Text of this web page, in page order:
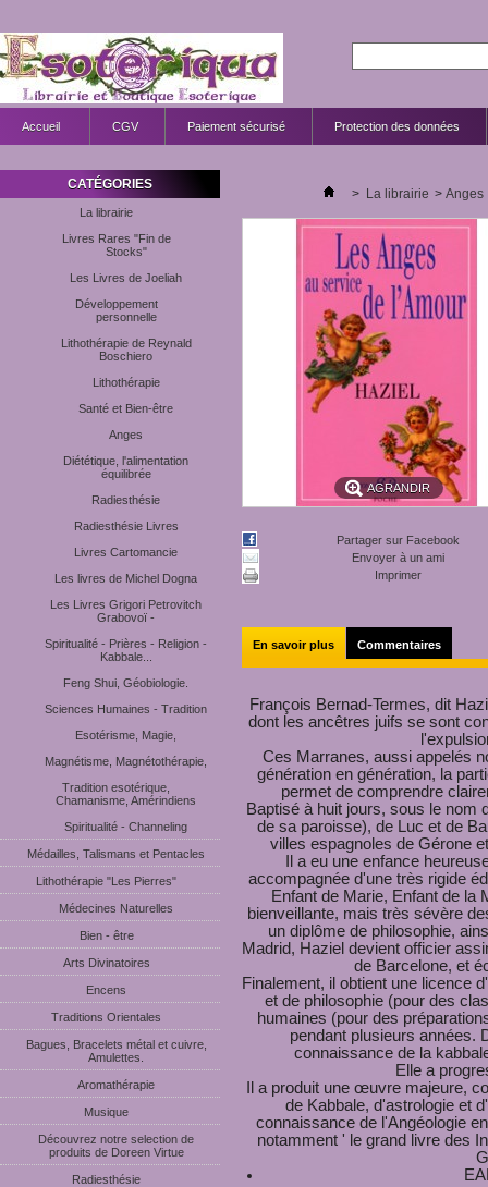
Accueil CGV Paiement sécurisé Protection des données
CATÉGORIES
La librairie
Livres Rares "Fin de
Stocks"
Les Livres de Joeliah
Développement
personnelle
Lithothérapie de Reynald
Boschiero
Lithothérapie
Santé et Bien-être
Anges
Diététique, l'alimentation
équilibrée
Radiesthésie
Radiesthésie Livres
Livres Cartomancie
Les livres de Michel Dogna
Les Livres Grigori Petrovitch
Grabovoï -
Spiritualité - Prières - Religion -
Kabbale...
Feng Shui, Géobiologie.
Sciences Humaines - Tradition
Esotérisme, Magie,
Magnétisme, Magnétothérapie,
Tradition esotérique,
Chamanisme, Amérindiens
Spiritualité - Channeling
Médailles, Talismans et Pentacles
Lithothérapie "Les Pierres"
Médecines Naturelles
Bien - être
Arts Divinatoires
Encens
Traditions Orientales
Bagues, Bracelets métal et cuivre,
Amulettes.
Aromathérapie
Musique
Découvrez notre selection de
produits de Doreen Virtue
Radiesthésie
> La librairie > Anges
AGRANDIR
Partager sur Facebook
Envoyer à un ami
Imprimer
En savoir plus Commentaires
François Bernad-Termes, dit
dont les ancêtres juifs se sont
Ces Marranes, aussi appelés
génération en génération, la
permet de comprendre
Baptisé à huit jours, sous le nom
de sa paroisse), de Luc et de
villes espagnoles de Gérone
Il a eu une enfance
accompagnée d'une très rigide
Enfant de Marie, Enfant de la
bienveillante, mais très sévère
un diplôme de philosophie,
Madrid, Haziel devient officier
de Barcelone, et
Finalement, il obtient une licence
et de philosophie (pour des
humaines (pour des
pendant plusieurs années.
connaissance de la
Elle a
Il a produit une œuvre majeure,
de Kabbale, d'astrologie et
connaissance de l'Angéologie
notamment ' le grand livre des